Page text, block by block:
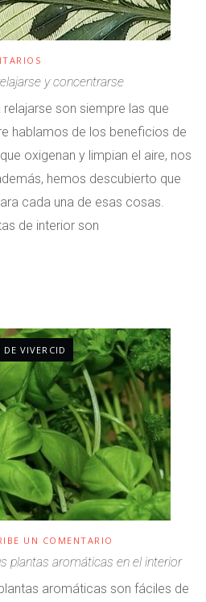
y concentrarse
son siempre las que
hablamos de los beneficios de
oxigenan y limpian el aire, nos
hemos descubierto que
cada una de esas cosas.
de interior son
VIVERCID
UN COMENTARIO
plantas aromáticas en el interior
aromáticas son fáciles de